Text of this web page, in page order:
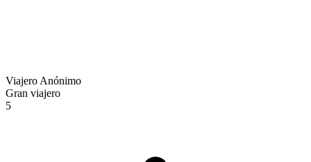
Viajero Anónimo
Gran viajero
5